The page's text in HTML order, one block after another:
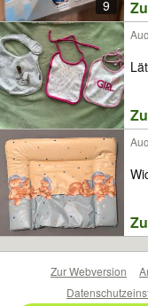
9
Zur Webversion